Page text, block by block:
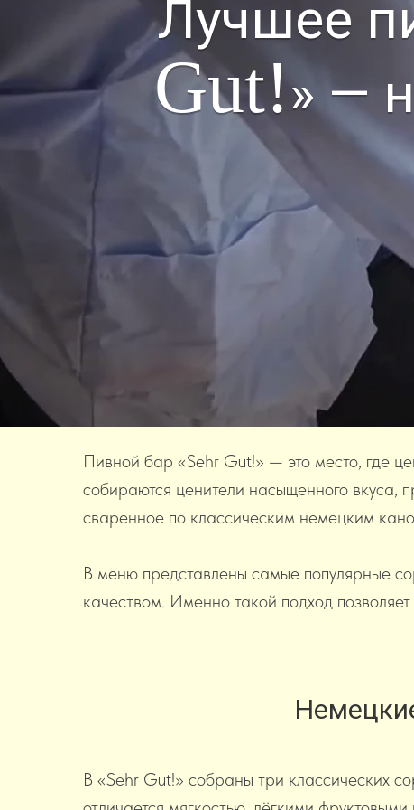
Лучшее
Gut!» —
Пивной бар «Sehr Gut!» — это место, где
собираются ценители насыщенного вкуса,
сваренное по классическим немецким
В меню представлены самые популярные
качеством. Именно такой подход
В «Sehr Gut!» собраны три классических